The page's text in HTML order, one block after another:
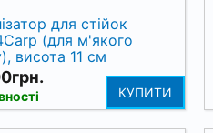
для стійок
(для м'якого
висота 11 см
КУПИТИ